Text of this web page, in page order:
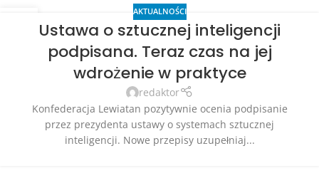
AKTUALNOŚCI
Ustawa o sztucznej inteligencji
podpisana. Teraz czas na jej
wdrożenie w praktyce
redaktor
Konfederacja Lewiatan pozytywnie ocenia podpisanie
przez prezydenta ustawy o systemach sztucznej
inteligencji. Nowe przepisy uzupełniaj...